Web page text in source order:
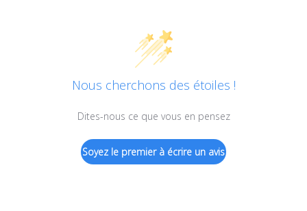
Nous cherchons des étoiles !
Dites-nous ce que vous en pensez
Soyez le premier à écrire un avis